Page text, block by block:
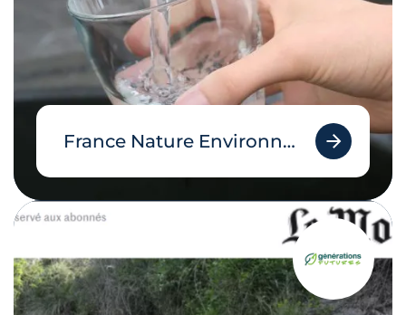
France Nature Environnement